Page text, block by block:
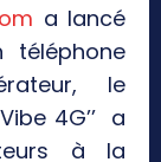
a lancé
téléphone
le
4G’’ a
à la